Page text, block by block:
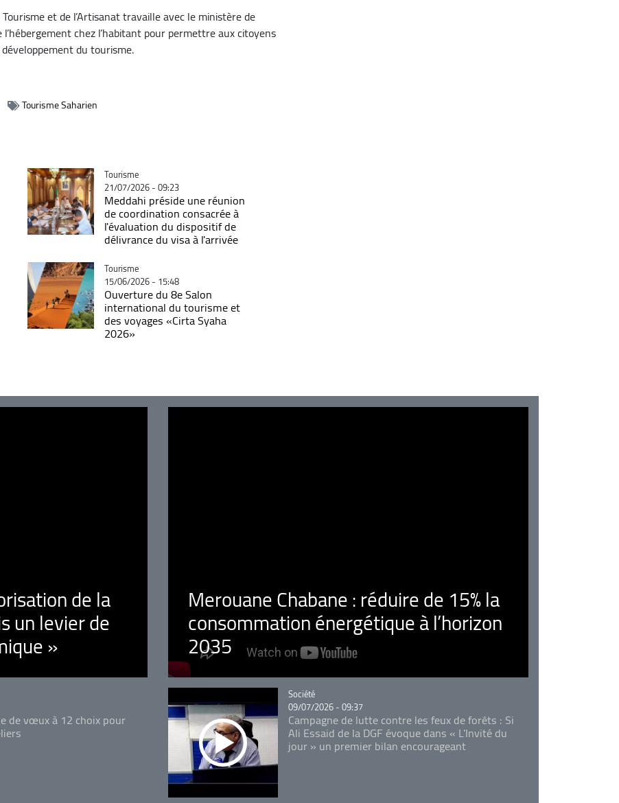
et de l’Artisanat travaille avec le ministère de
chez l’habitant pour permettre aux citoyens
du tourisme.
Tourisme Saharien
Catégorie
Tourisme
21/07/2026 - 09:23
Meddahi préside une réunion
de coordination consacrée à
l'évaluation du dispositif de
délivrance du visa à l'arrivée
Catégorie
Tourisme
15/06/2026 - 15:48
Ouverture du 8e Salon
international du tourisme et
des voyages «Cirta Syaha
2026»
de la
un levier de
»
Merouane Chabane : réduire de 15% la
consommation énergétique à l’horizon
2035
de vœux à 12 choix pour
Catégorie
Société
09/07/2026 - 09:37
Campagne de lutte contre les feux de forêts : Si
Ali Essaid de la DGF évoque dans « L'Invité du
jour » un premier bilan encourageant